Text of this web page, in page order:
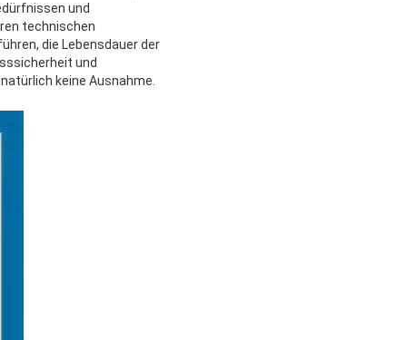
und
technischen
die Lebensdauer der
und
keine Ausnahme.